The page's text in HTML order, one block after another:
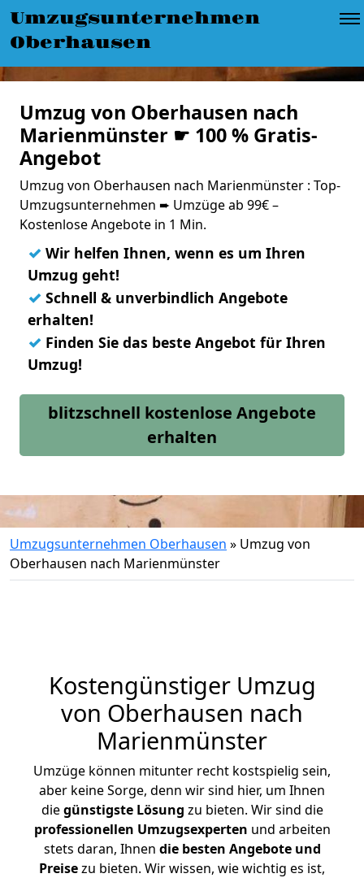
Umzugsunternehmen
Oberhausen
Umzug von Oberhausen nach
Marienmünster ☛ 100 % Gratis-
Angebot
Umzug von Oberhausen nach Marienmünster : Top-
Umzugsunternehmen ➨ Umzüge ab 99€ –
Kostenlose Angebote in 1 Min.
✓ Wir helfen Ihnen, wenn es um Ihren
Umzug geht!
✓ Schnell & unverbindlich Angebote
erhalten!
✓ Finden Sie das beste Angebot für Ihren
Umzug!
blitzschnell kostenlose Angebote
erhalten
Umzugsunternehmen Oberhausen » Umzug von
Oberhausen nach Marienmünster
Kostengünstiger Umzug
von Oberhausen nach
Marienmünster
Umzüge können mitunter recht kostspielig sein,
aber keine Sorge, denn wir sind hier, um Ihnen
diegünstigste Lösung zu bieten. Wir sind die
professionellen Umzugsexperten und arbeiten
stets daran, Ihnen die besten Angebote und
Preisezu bieten. Wir wissen, wie wichtig es ist,